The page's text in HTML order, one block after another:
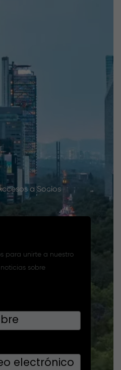
a Socios
para unirte a nuestro
sobre